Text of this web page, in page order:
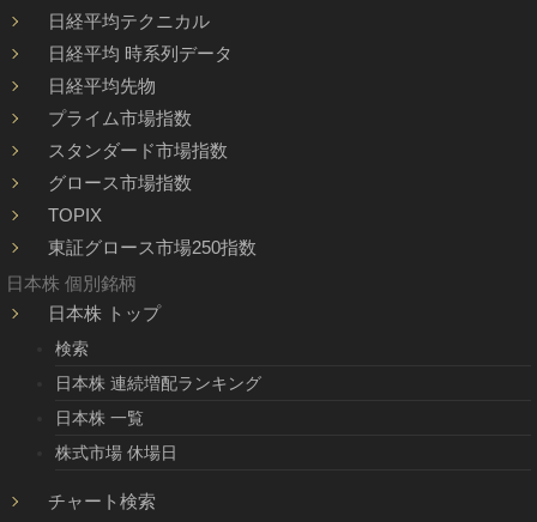
日経平均テクニカル
日経平均 時系列データ
日経平均先物
プライム市場指数
スタンダード市場指数
グロース市場指数
TOPIX
東証グロース市場250指数
日本株 個別銘柄
日本株 トップ
検索
日本株 連続増配ランキング
日本株 一覧
株式市場 休場日
チャート検索